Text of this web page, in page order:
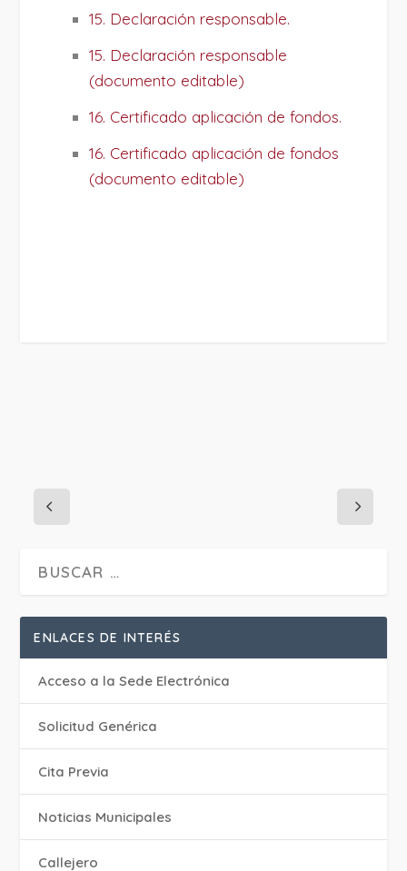
15. Declaración responsable.
15. Declaración responsable
(documento editable)
16. Certificado aplicación de fondos.
16. Certificado aplicación de fondos
(documento editable)
ENLACES DE INTERÉS
Acceso a la Sede Electrónica
Solicitud Genérica
Cita Previa
‎Noticias Municipales
Callejero